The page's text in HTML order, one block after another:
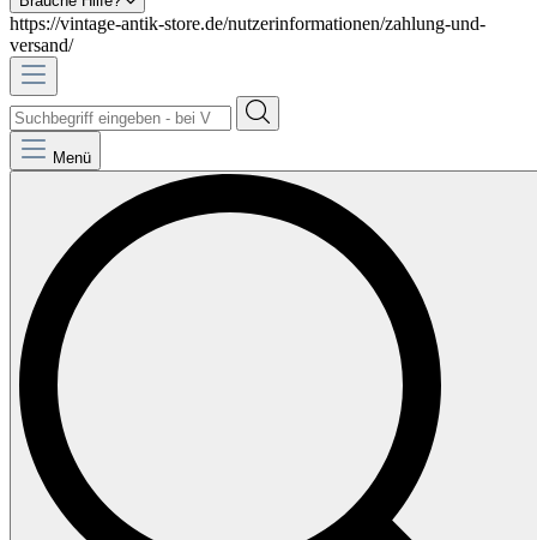
https://vintage-antik-store.de/nutzerinformationen/zahlung-und-
versand/
Menü